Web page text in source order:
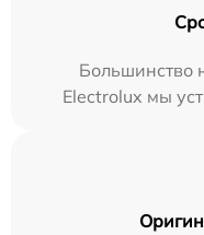
Большинство
Electrolux мы